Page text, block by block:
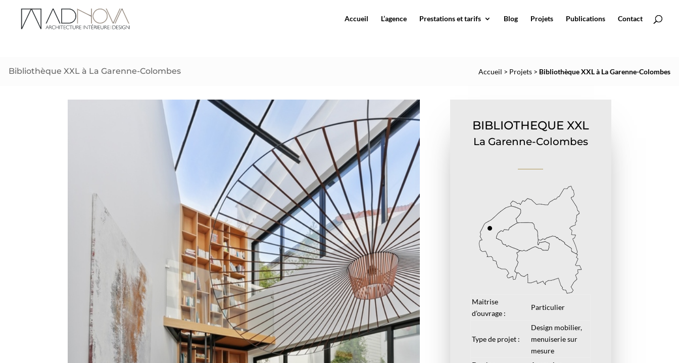
Accueil L’agence Prestations et tarifs Blog Projets Publications Contact
Bibliothèque XXL à La Garenne-Colombes Accueil > Projets > Bibliothèque XXL à La Garenne-Colombes
BIBLIOTHEQUE XXL
La Garenne-Colombes
Maitrise
d’ouvrage :
Particulier
Type de projet :
Design mobilier,
menuiserie sur
mesure